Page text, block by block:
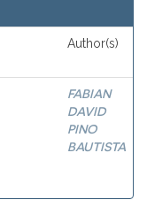
Author(s)
FABIAN
DAVID
PINO
BAUTISTA